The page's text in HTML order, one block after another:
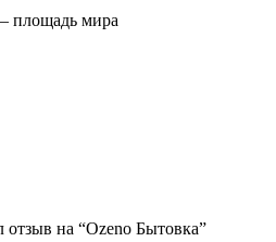
площадь мира
отзыв на “Ozeno Бытовка”